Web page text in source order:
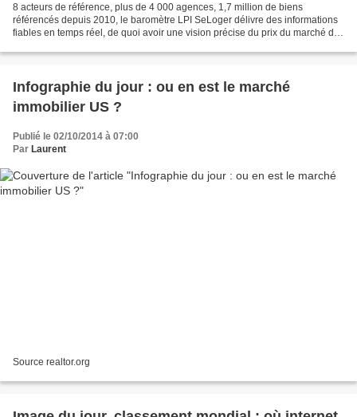
8 acteurs de référence, plus de 4 000 agences, 1,7 million de biens
référencés depuis 2010, le baromètre LPI SeLoger délivre des informations
fiables en temps réel, de quoi avoir une vision précise du prix du marché de
Infographie du jour : ou en est le marché
immobilier US ?
Publié le 02/10/2014 à 07:00
Par Laurent
Source realtor.org